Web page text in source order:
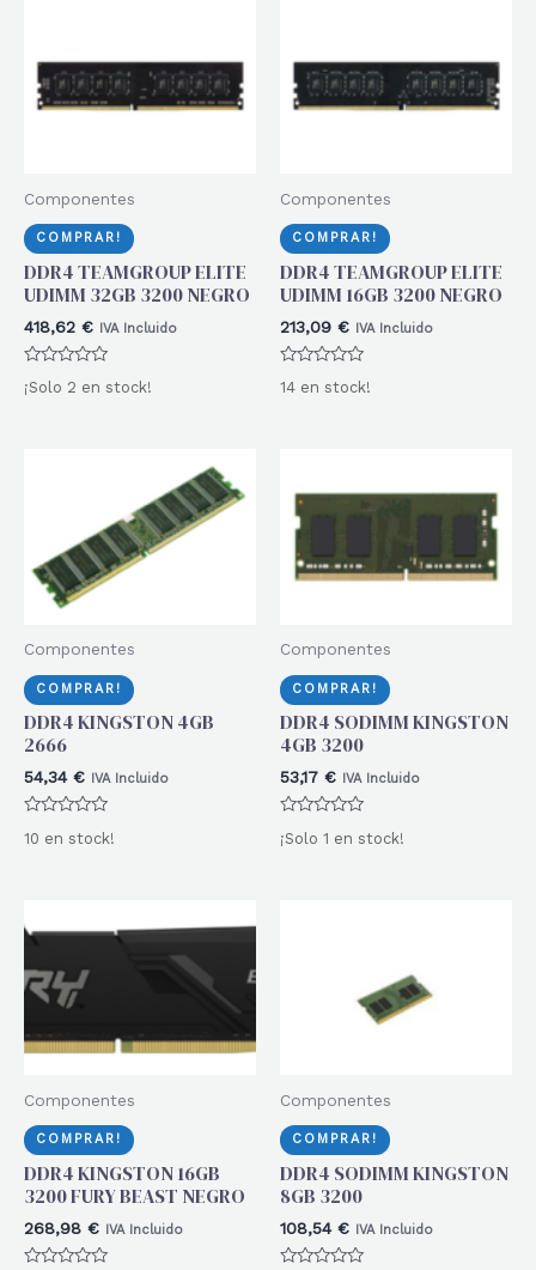
Componentes
COMPRAR!
DDR4 TEAMGROUP ELITE
UDIMM 32GB 3200 NEGRO
418,62 € IVA Incluido
Valorado
con
¡Solo 2 en stock!
Componentes
COMPRAR!
DDR4 TEAMGROUP ELITE
UDIMM 16GB 3200 NEGRO
213,09 € IVA Incluido
con
14 en stock!
Componentes
COMPRAR!
DDR4 KINGSTON 4GB
2666
54,34 € IVA Incluido
con
10 en stock!
Componentes
COMPRAR!
DDR4 SODIMM KINGSTON
4GB 3200
53,17 € IVA Incluido
con
¡Solo 1 en stock!
Componentes
COMPRAR!
DDR4 KINGSTON 16GB
3200 FURY BEAST NEGRO
268,98 € IVA Incluido
Componentes
COMPRAR!
DDR4 SODIMM KINGSTON
8GB 3200
108,54 € IVA Incluido